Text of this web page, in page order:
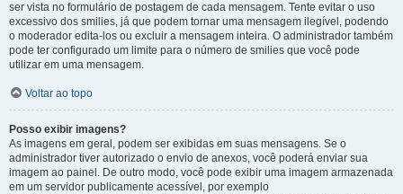
ser vista no formulário de postagem de cada mensagem. Tente evitar o uso
excessivo dos smilies, já que podem tornar uma mensagem ilegível, podendo
o moderador edita-los ou excluir a mensagem inteira. O administrador também
pode ter configurado um limite para o número de smilies que você pode
utilizar em uma mensagem.
Voltar ao topo
Posso exibir imagens?
As imagens em geral, podem ser exibidas em suas mensagens. Se o
administrador tiver autorizado o envio de anexos, você poderá enviar sua
imagem ao painel. De outro modo, você pode exibir uma imagem armazenada
em um servidor publicamente acessível, por exemplo